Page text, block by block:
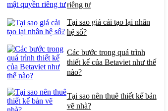
riêng tư
Tại sao giá cải tạo lại nhân
hệ số?
Các bước trong quá trình
thiết kế của Betaviet như thế
nào?
Tại sao nên thuê thiết kế bản
vẽ nhà?